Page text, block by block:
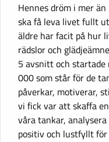
Hennes dröm i mer
ska få leva livet fullt
äldre har facit på hur
rädslor och
5 avsnitt och startade
000 som står för de
påverkar, motiverar,
vi fick var att skaffa
våra tankar,
positiv och lustfyllt